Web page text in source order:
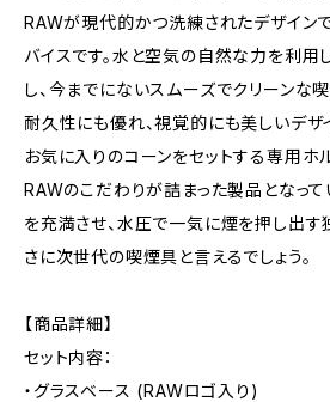
RAWが現代的かつ洗練されたデザイン
バイスです。水と空気の自然な力を利用
し、今までにないスムーズでクリーンな
耐久性にも優れ、視覚的にも美しいデザ
お気に入りのコーンをセットする専用ホ
RAWのこだわりが詰まった製品となって
を充満させ、水圧で一気に煙を押し出す
さに次世代の喫煙具と言えるでしょう。
【商品詳細】
セット内容：
・グラスベース (RAWロゴ入り)